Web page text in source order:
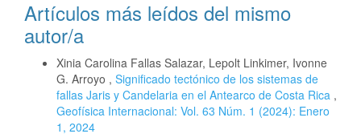
Artículos más leídos del mismo
autor/a
Xinia Carolina Fallas Salazar, Lepolt Linkimer, Ivonne
G. Arroyo , Significado tectónico de los sistemas de
fallas Jaris y Candelaria en el Antearco de Costa Rica ,
Geofísica Internacional: Vol. 63 Núm. 1 (2024): Enero
1, 2024